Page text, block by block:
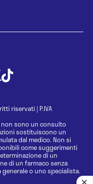
riservati| P.IVA
sono un consulto
sostituiscono un
dal medico. Non si
come suggerimenti
di un
di un farmaco senza
o uno specialista.